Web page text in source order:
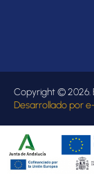
Copyright © 2026.
Desarrollado por